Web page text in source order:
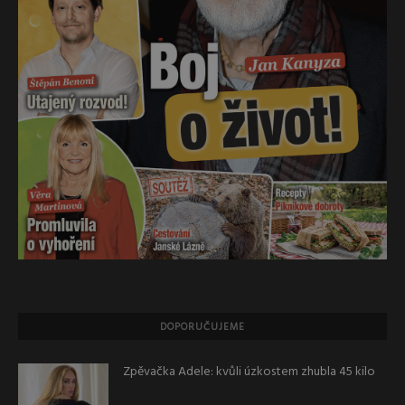
DOPORUČUJEME
Zpěvačka Adele: kvůli úzkostem zhubla 45 kilo